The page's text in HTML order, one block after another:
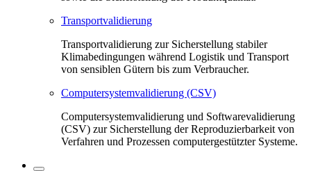
Transportvalidierung
Transportvalidierung zur Sicherstellung stabiler
Klimabedingungen während Logistik und Transport
von sensiblen Gütern bis zum Verbraucher.
Computersystemvalidierung (CSV)
Computersystemvalidierung und Softwarevalidierung
(CSV) zur Sicherstellung der Reproduzierbarkeit von
Verfahren und Prozessen computergestützter Systeme.